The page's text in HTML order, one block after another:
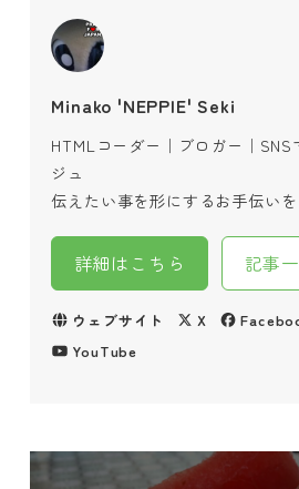
Minako 'NEPPIE' Seki
HTMLコーダー｜ブロガー｜
ジュ
伝えたい事を形にするお手伝いを
詳細はこちら 記事
ウェブサイト X
YouTube